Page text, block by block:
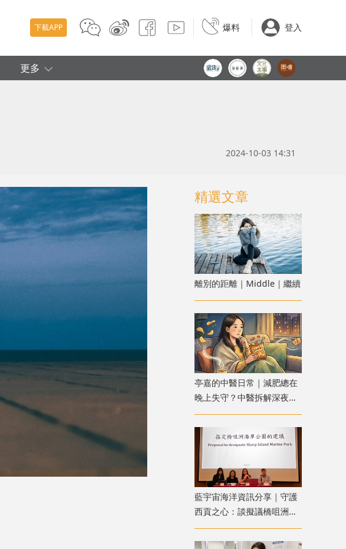
下載APP 爆料 登入
更多
2024-10-03 14:31
精選文章
離別的距離｜Middle｜繼續
亭嘉的中醫日常｜減肥總在
晚上失守？中醫拆解深夜食
慾
藍宇宙海洋資訊分享｜守護
西貢之心：談擬議橋咀洲海
岸公園的挑戰與期待